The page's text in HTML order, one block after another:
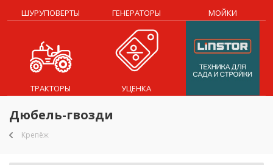
ШУРУПОВЕРТЫ ГЕНЕРАТОРЫ МОЙКИ
ТРАКТОРЫ УЦЕНКА
Дюбель-гвозди
Крепёж